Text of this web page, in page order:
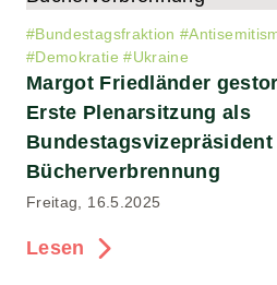
#Bundestagsfraktion #
#Demokratie #Ukraine
Margot Friedländer
Erste Plenarsitzung als
Bundestagsvizepräsident
Bücherverbrennung
Freitag, 16.5.2025
Lesen